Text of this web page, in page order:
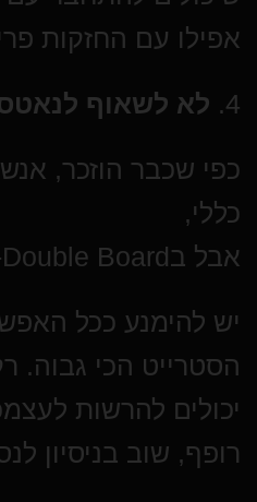
אפילו עם החזקות
4. לא לשאוף
כללי,
אבל בDouble Board- מספר המצבים כאלה עולה באופן אקספוננציאלי.
יש להימנע ככל
הסטרייט הכי גבוה.
יכולים להרשות
רופף, שוב בניסיון